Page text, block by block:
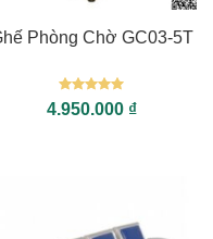
Phòng Chờ GC03-5T
Được xếp
hạng55
4.950.000 ₫